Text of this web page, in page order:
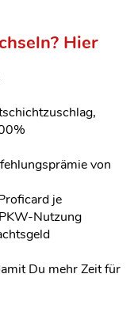
Hier
von
je
Nutzung
Du mehr Zeit für